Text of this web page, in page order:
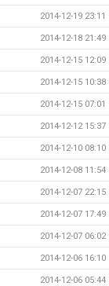
2014-12-19 23:11
2014-12-18 21:49
2014-12-15 12:09
2014-12-15 10:38
2014-12-15 07:01
2014-12-12 15:37
2014-12-10 08:10
2014-12-08 11:54
2014-12-07 22:15
2014-12-07 17:49
2014-12-07 06:02
2014-12-06 16:10
2014-12-06 05:44